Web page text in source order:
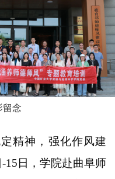
留念
精神，强化作风建
15日，学院赴曲阜师